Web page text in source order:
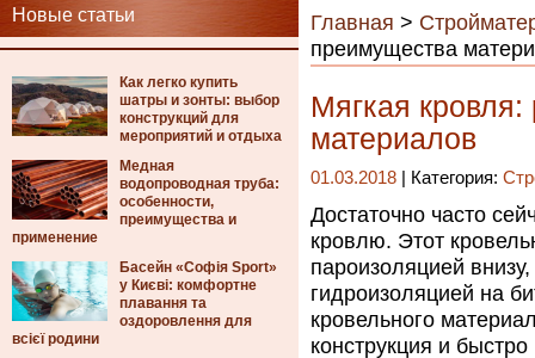
Новые статьи
Как легко купить
шатры и зонты: выбор
конструкций для
мероприятий и отдыха
Медная
водопроводная труба:
особенности,
преимущества и
применение
Басейн «Софія Sport»
у Києві: комфортне
плавання та
оздоровлення для
всієї родини
Главная >
преимущества
Мягкая
материалов
01.03.2018 | Категория:
Достаточно часто
кровлю. Этот
пароизоляцией
гидроизоляцией на
кровельного
конструкция и